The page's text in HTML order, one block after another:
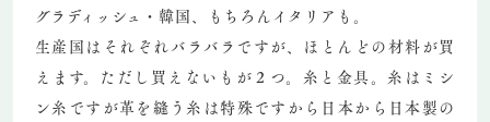
グラディッシュ・韓国、もちろんイタリアも。
生産国はそれぞれバラバラですが、ほとんどの材料が買
えます。ただし買えないもが２つ。糸と金具。糸はミシ
ン糸ですが革を縫う糸は特殊ですから日本から日本製の